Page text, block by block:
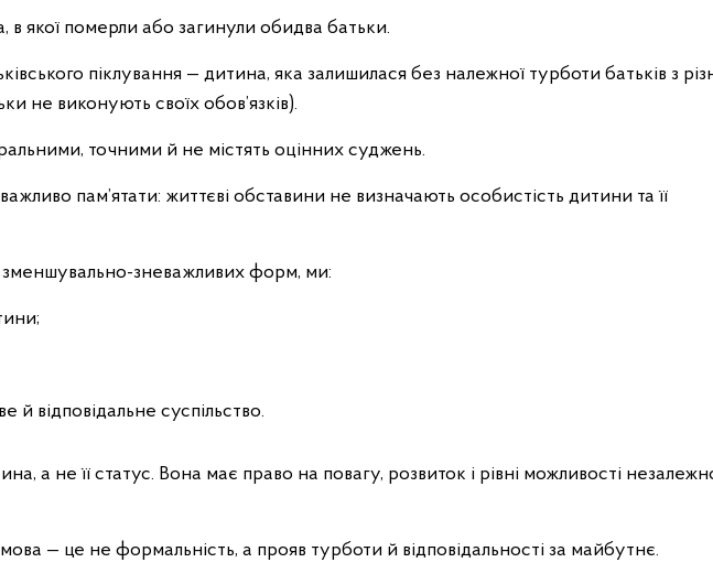
якої померли або загинули обидва батьки.
піклування — дитина, яка залишилася без належної турботи батьків з
не виконують своїх обов’язків).
точними й не містять оцінних суджень.
пам’ятати: життєві обставини не визначають особистість дитини та її
зменшувально-зневажливих форм, ми:
й відповідальне суспільство.
а не її статус. Вона має право на повагу, розвиток і рівні можливості
мова — це не формальність, а прояв турботи й відповідальності за майбутнє.